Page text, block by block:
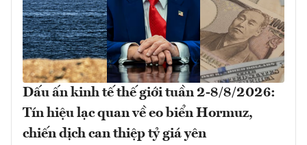
Dấu ấn kinh tế thế giới tuần 2-8/8/2026:
Tín hiệu lạc quan về eo biển Hormuz,
chiến dịch can thiệp tỷ giá yên